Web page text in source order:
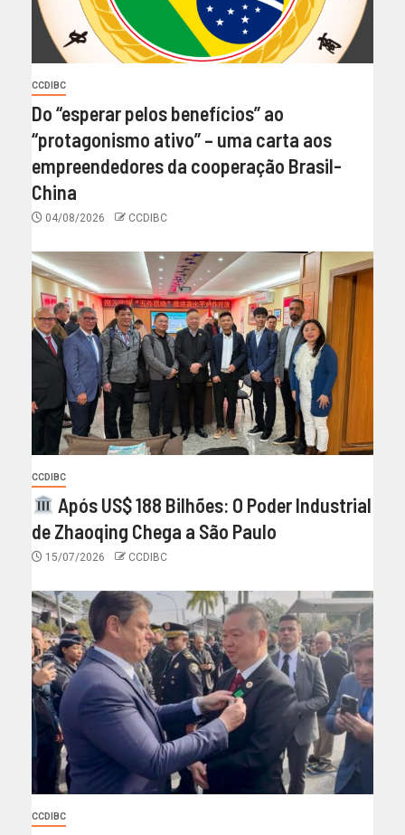
CCDIBC
Do “esperar pelos benefícios” ao
“protagonismo ativo” – uma carta aos
empreendedores da cooperação Brasil-
China
04/08/2026 CCDIBC
CCDIBC
Após US$ 188 Bilhões: O Poder Industrial
de Zhaoqing Chega a São Paulo
15/07/2026 CCDIBC
CCDIBC